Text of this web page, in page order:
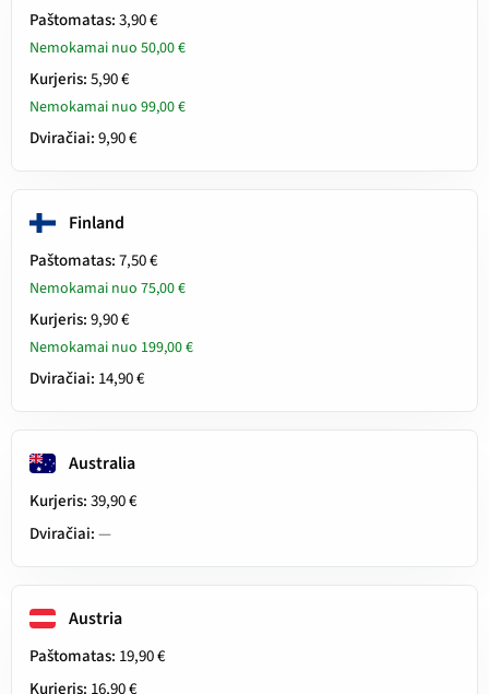
Paštomatas:3,90 €
Nemokamai nuo 50,00 €
Kurjeris:5,90 €
Nemokamai nuo 99,00 €
Dviračiai:9,90 €
Finland
Paštomatas:7,50 €
Nemokamai nuo 75,00 €
Kurjeris:9,90 €
Nemokamai nuo 199,00 €
Dviračiai: 14,90 €
Australia
Kurjeris:39,90 €
Dviračiai:—
Austria
Paštomatas: 19,90 €
Kurjeris: 16,90 €